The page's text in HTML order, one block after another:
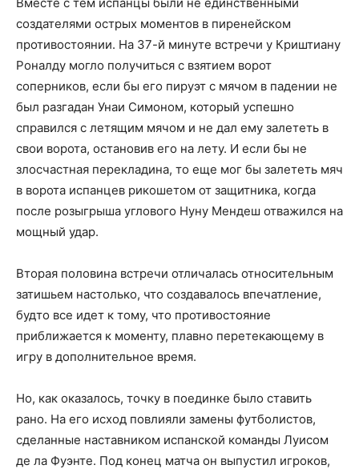
создателями острых моментов в пиренейском
противостоянии. На 37-й минуте встречи у Криштиану
Роналду могло получиться с взятием ворот
соперников, если бы его пируэт с мячом в падении не
был разгадан Унаи Симоном, который успешно
справился с летящим мячом и не дал ему залететь в
свои ворота, остановив его на лету. И если бы не
злосчастная перекладина, то еще мог бы залететь мяч
в ворота испанцев рикошетом от защитника, когда
после розыгрыша углового Нуну Мендеш отважился на
мощный удар.
Вторая половина встречи отличалась относительным
затишьем настолько, что создавалось впечатление,
будто все идет к тому, что противостояние
приближается к моменту, плавно перетекающему в
игру в дополнительное время.
Но, как оказалось, точку в поединке было ставить
рано. На его исход повлияли замены футболистов,
сделанные наставником испанской команды Луисом
де ла Фуэнте. Под конец матча он выпустил игроков,